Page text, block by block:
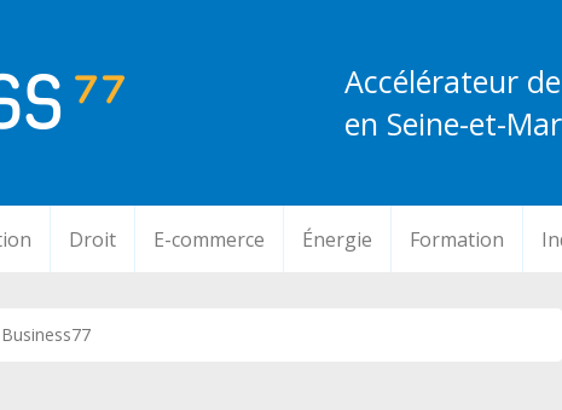
Accélérateur
en Seine-et-
Droit E-commerce Énergie Formation